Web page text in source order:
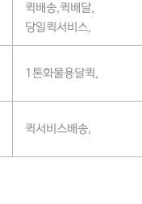
퀵배송,퀵배달,
당일퀵서비스,
1톤화물용달퀵,
퀵서비스배송,